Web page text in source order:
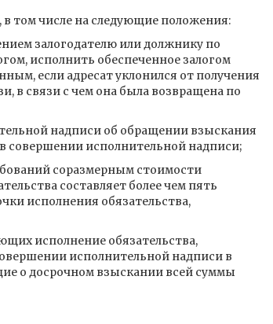
том числе на следующие положения:
залогодателю или должнику по
исполнить обеспеченное залогом
если адресат уклонился от получения
в связи с чем она была возвращена по
надписи об обращении взыскания
совершении исполнительной надписи;
соразмерным стоимости
составляет более чем пять
исполнения обязательства,
исполнение обязательства,
исполнительной надписи в
о досрочном взыскании всей суммы